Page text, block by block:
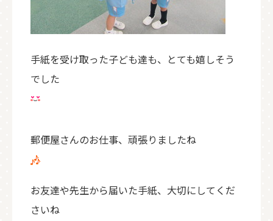
手紙を受け取った子ども達も、とても嬉しそう
でした
郵便屋さんのお仕事、頑張りましたね
お友達や先生から届いた手紙、大切にしてくだ
さいね